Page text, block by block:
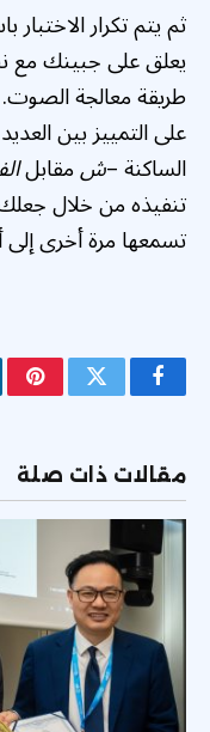
ثم يتم تكرار
يعلق على جبينك مع
طريقة معالجة الصوت.
على التمييز بين
الساكنة –شمقابل
تنفيذه من خلال
تسمعها مرة أخرى
فيسبوكتويتر
مقالات ذات صلة